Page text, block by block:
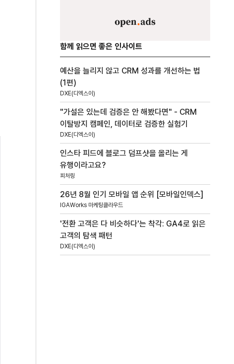
함께 읽으면 좋은 인사이트
예산을 늘리지 않고 CRM 성과를 개선하는 법
(1편)
DXE(디엑스이)
"가설은 있는데 검증은 안 해봤다면" - CRM
이탈방지 캠페인, 데이터로 검증한 실험기
DXE(디엑스이)
인스타 피드에 블로그 덤프샷을 올리는 게
유행이라고요?
피처링
26년 8월 인기 모바일 앱 순위 [모바일인덱스]
IGAWorks 마케팅클라우드
'전환 고객은 다 비슷하다'는 착각: GA4로 읽은
고객의 탐색 패턴
DXE(디엑스이)